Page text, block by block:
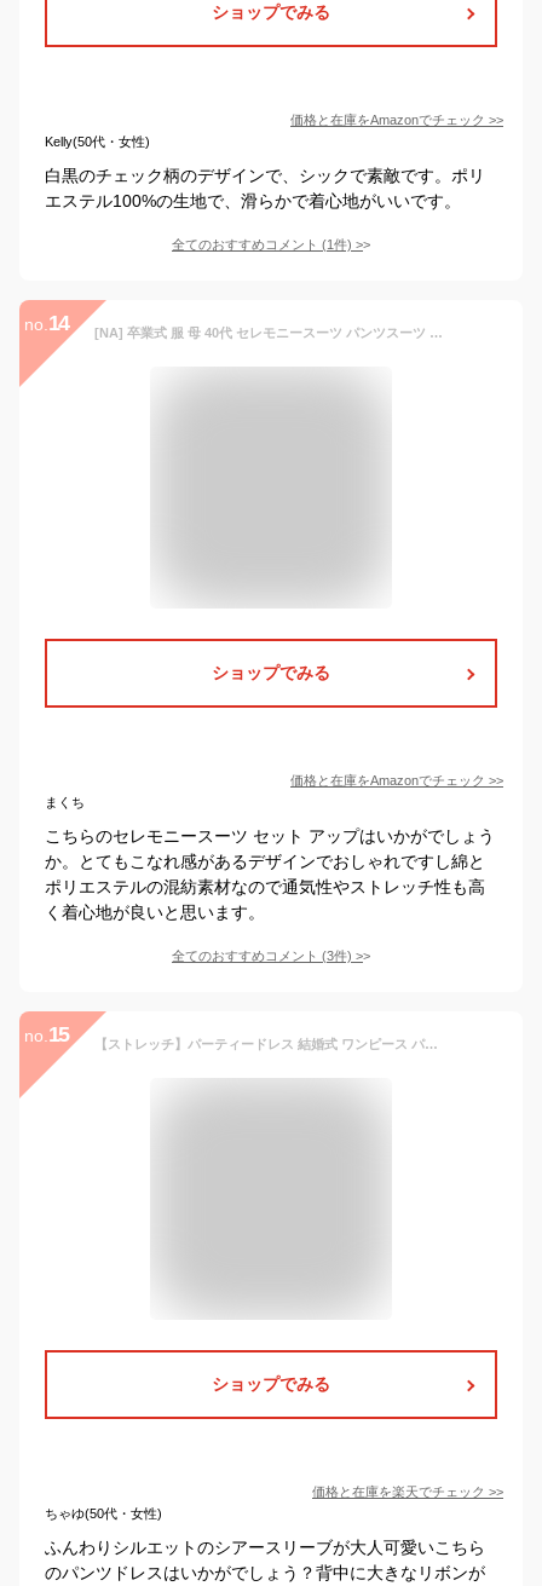
ショップでみる
価格と在庫をAmazonでチェック >>
Kelly(50代・女性)
白黒のチェック柄のデザインで、シックで素敵です。ポリ
エステル100%の生地で、滑らかで着心地がいいです。
全てのおすすめコメント (1件) >
no. 14 [NA] 卒業式 服 母 40代 セレモニースーツ パンツスーツ ママ セットアップ レディース 秋冬 おしゃれ 入園式 入学式 卒園式 上下セット フォーマル 通勤 OL 30代 (XL, グレー)
ショップでみる
価格と在庫をAmazonでチェック >>
まくち
こちらのセレモニースーツ セット アップはいかがでしょう
か。とてもこなれ感があるデザインでおしゃれですし綿と
ポリエステルの混紡素材なので通気性やストレッチ性も高
く着心地が良いと思います。
全てのおすすめコメント (3件) >
no. 15 【ストレッチ】パーティードレス 結婚式 ワンピース パンツドレス パンツスタイル オールインワン コンビネゾン 二次会 披露宴 上品 50代 40代 30代 セレモニー フォーマル ミセス レディース 袖あり 親族 母親 女性 体型カバー 即日発送 プレゼント ギフト
ショップでみる
価格と在庫を楽天でチェック >>
ちゃゆ(50代・女性)
ふんわりシルエットのシアースリーブが大人可愛いこちら
のパンツドレスはいかがでしょう？背中に大きなリボンが